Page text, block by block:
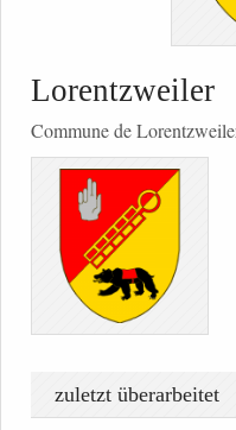
Lorentzweiler
Commune de
zuletzt überarbeitet